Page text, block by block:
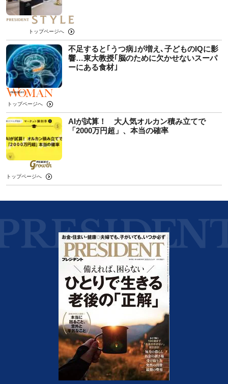
トップページへ
不足すると｢うつ病｣が増え､子どものIQに影
響…東大教授｢脳のために欠かせないスーパ
ーにある食材｣
トップページへ
AIが試算！ 大人気オルカン積み立てで
「2000万円超」、本当の確率
トップページへ